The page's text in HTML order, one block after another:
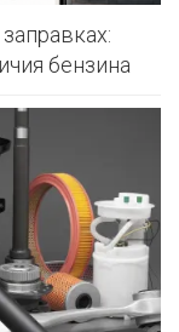
бензина